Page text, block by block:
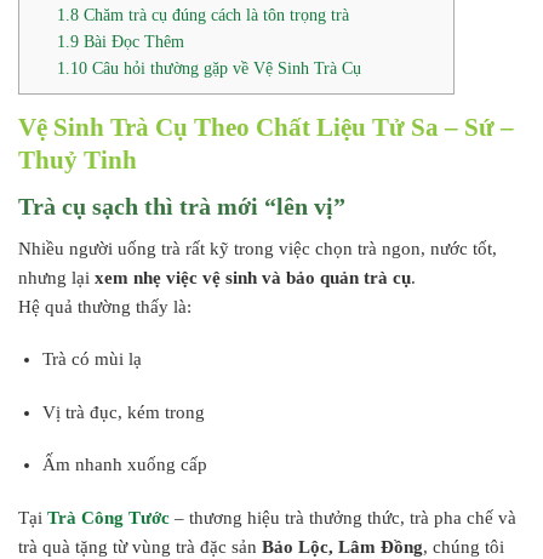
1.8 Chăm trà cụ đúng cách là tôn trọng trà
1.9 Bài Đọc Thêm
1.10 Câu hỏi thường gặp về Vệ Sinh Trà Cụ
Vệ Sinh Trà Cụ Theo Chất Liệu Tử Sa – Sứ –
Thuỷ Tinh
Trà cụ sạch thì trà mới “lên vị”
Nhiều người uống trà rất kỹ trong việc chọn trà ngon, nước tốt,
nhưng lại xem nhẹ việc vệ sinh và bảo quản trà cụ.
Hệ quả thường thấy là:
Trà có mùi lạ
Vị trà đục, kém trong
Ấm nhanh xuống cấp
Tại Trà Công Tước – thương hiệu trà thưởng thức, trà pha chế và
trà quà tặng từ vùng trà đặc sản Bảo Lộc, Lâm Đồng, chúng tôi